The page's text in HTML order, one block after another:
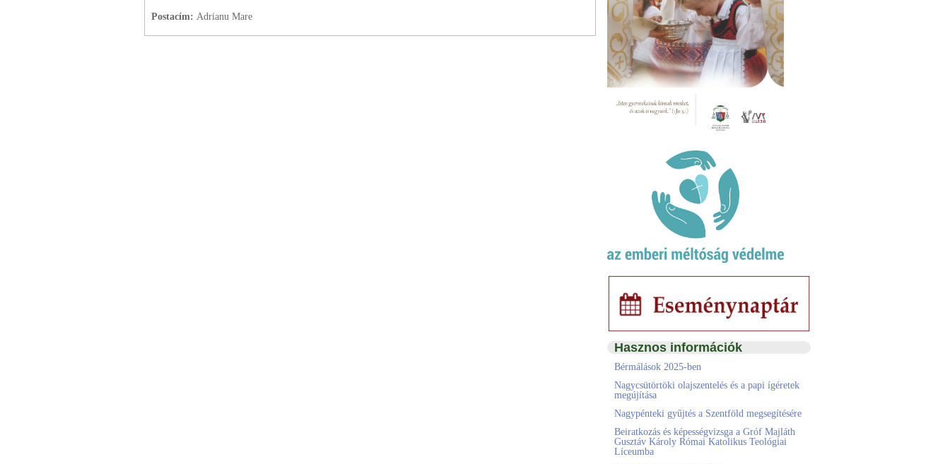
Postacím: Adrianu Mare
Hasznos információk
Bérmálások 2025-ben
Nagycsütörtöki olajszentelés és a papi ígéretek
megújítása
Nagypénteki gyűjtés a Szentföld megsegítésére
Beiratkozás és képességvizsga a Gróf Majláth
Gusztáv Károly Római Katolikus Teológiai
Líceumba